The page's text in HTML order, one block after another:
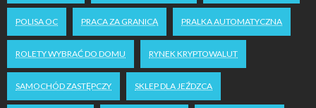
POLISA OC PRACA ZA GRANICĄ PRALKA AUTOMATYCZNA
ROLETY WYBRAĆ DO DOMU RYNEK KRYPTOWALUT
SAMOCHÓD ZASTĘPCZY SKLEP DLA JEŹDZCA